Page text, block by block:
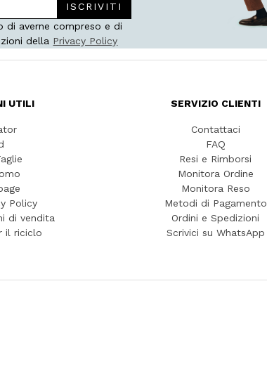
ISCRIVITI
di averne compreso e di
della Privacy Policy
UTILI
Policy
di vendita
il riciclo
SERVIZIO CLIENTI
Contattaci
FAQ
Resi e Rimborsi
Monitora Ordine
Monitora Reso
Metodi di Pagamento
Ordini e Spedizioni
Scrivici su WhatsApp